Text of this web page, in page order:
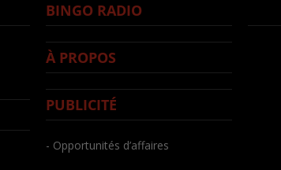
BINGO RADIO
À PROPOS
PUBLICITÉ
- Opportunités d’affaires